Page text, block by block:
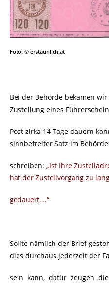
Foto: © erstaunlich.at
Bei der Behörde bekamen
Zustellung eines
Post zirka 14 Tage dauern
sinnbefreiter Satz im
schreiben: „Ist Ihre
hat der Zustellvorgang zu
gedauert….“
Sollte nämlich der Brief
dies durchaus jederzeit der
sein kann, dafür zeugen